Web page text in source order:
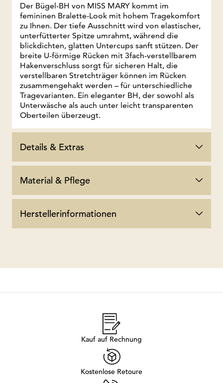
Der Bügel-BH von MISS MARY kommt im
femininen Bralette-Look mit hohem Tragekomfort
zu Ihnen. Der tiefe Ausschnitt wird von elastischer,
unterfütterter Spitze umrahmt, während die
blickdichten, glatten Untercups sanft stützen. Der
breite U-förmige Rücken mit 3fach-verstellbarem
Hakenverschluss sorgt für sicheren Halt, die
verstellbaren Stretchträger können im Rücken
zusammengehakt werden – für unterschiedliche
Tragevarianten. Ein eleganter BH, der sowohl als
Unterwäsche als auch unter leicht transparenten
Oberteilen überzeugt.
Details & Extras
Material & Pflege
Herstellerinformationen
Kauf auf Rechnung
Kostenlose Retoure